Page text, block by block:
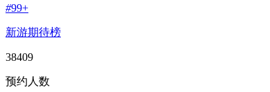
#99+
新游期待榜
38409
预约人数